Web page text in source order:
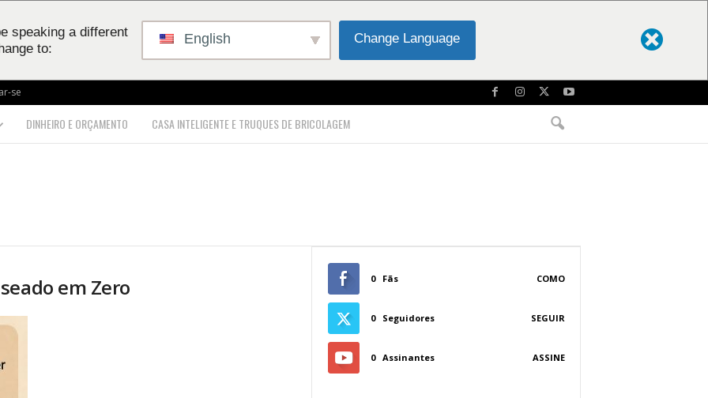
speaking a different
to:
English Change Language
se
DINHEIRO E ORÇAMENTO CASA INTELIGENTE E TRUQUES DE BRICOLAGEM
em Zero 0 Fãs COMO
0 Seguidores SEGUIR
0 Assinantes ASSINE